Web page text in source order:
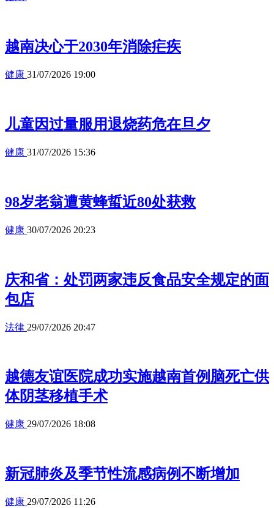
越南决心于2030年消除疟疾
健康 31/07/2026 19:00
儿童因过量服用退烧药危在旦夕
健康 31/07/2026 15:36
98岁老翁遭黄蜂蜇近80处获救
健康 30/07/2026 20:23
庆和省：处罚两家违反食品安全规定的面
包店
法律 29/07/2026 20:47
越德友谊医院成功实施越南首例脑死亡供
体阴茎移植手术
健康 29/07/2026 18:08
新冠肺炎及季节性流感病例不断增加
健康 29/07/2026 11:26